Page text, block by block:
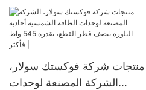
سولار
منتجات شركة فوكستك سولار،
الشركة المصنعة لوحدات